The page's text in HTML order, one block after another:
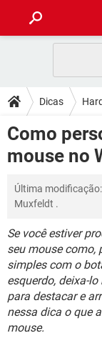
CELULAR
OUTLOOK
INSTAGRAM
DICAS
JOGOS
CELULAR
INSTAGRAM
DOWNLOADS
JOGOS
OUTLOOK
INSTAGRAM
GUIA DE COMPRAS
FÓRUM
JOGOS
OUTLOOK
INSTAGRAM
GUIA DE COMPRAS
GLOSSÁRIO
JOGOS
CELULAR
OUTLOOK
INSTAGRAM
GUIA DE COMPRAS
Dicas
Como
mouse no
Última modificação:
Muxfeldt .
Se você estiver
seu mouse como,
simples com o
esquerdo, deixa-
para destacar e
nessa dica o que
mouse.